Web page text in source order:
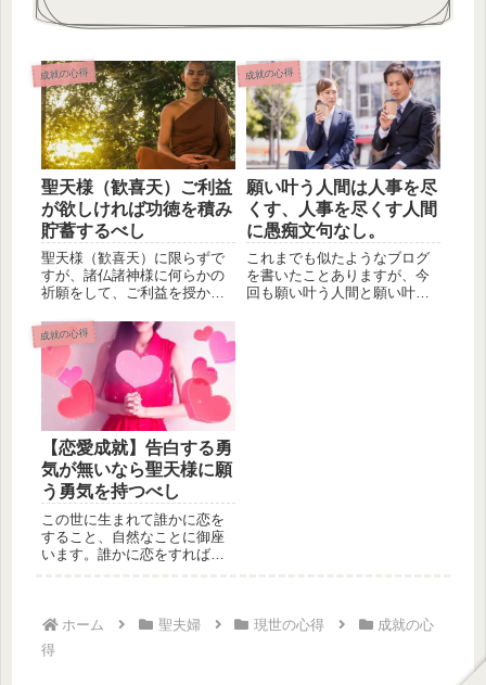
成就の心得
聖天様（歓喜天）ご利益
が欲しければ功徳を積み
貯蓄するべし
聖天様（歓喜天）に限らずで
すが、諸仏諸神様に何らかの
祈願をして、ご利益を授かる
利益は、...
成就の心得
願い叶う人間は人事を尽
くす、人事を尽くす人間
に愚痴文句なし。
これまでも似たようなブログ
を書いたことありますが、今
回も願い叶う人間と願い叶わ
成就の心得
【恋愛成就】告白する勇
気が無いなら聖天様に願
う勇気を持つべし
この世に生まれて誰かに恋を
すること、自然なことに御座
います。誰かに恋をすれば、
ホーム 聖夫婦 現世の心得
成就の心
得